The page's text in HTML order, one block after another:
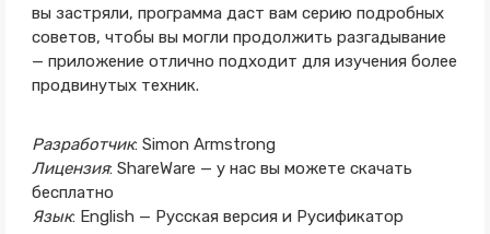
вы застряли, программа даст вам серию подробных
советов, чтобы вы могли продолжить разгадывание
— приложение отлично подходит для изучения более
продвинутых техник.
Разработчик: Simon Armstrong
Лицензия: ShareWare — у нас вы можете скачать
бесплатно
Язык: English — Русская версия и Русификатор